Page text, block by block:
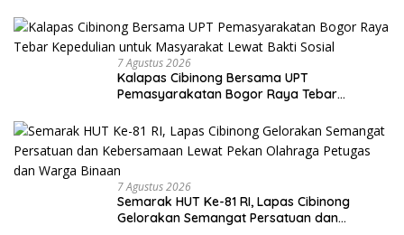
7 Agustus 2026
Kalapas Cibinong Bersama UPT
Pemasyarakatan Bogor Raya Tebar
Sosial
7 Agustus 2026
Semarak HUT Ke-81 RI, Lapas Cibinong
Gelorakan Semangat Persatuan dan